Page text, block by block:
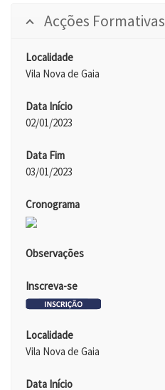
Acções Formativas
Localidade
Vila Nova de Gaia
Data Início
02/01/2023
Data Fim
03/01/2023
Cronograma
Observações
Inscreva-se
Localidade
Vila Nova de Gaia
Data Início